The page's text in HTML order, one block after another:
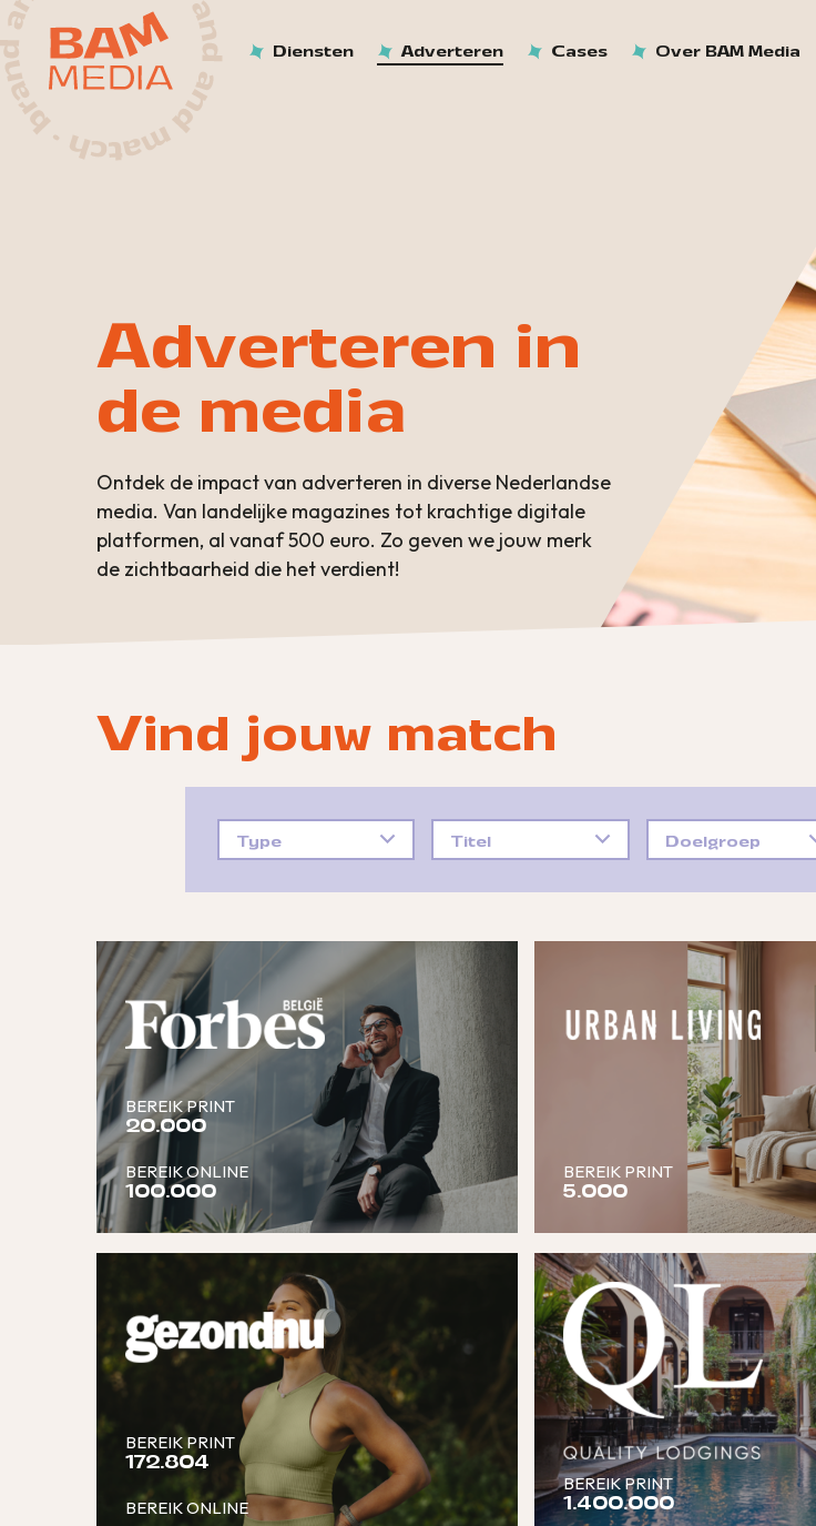
Diensten Adverteren Cases Over BAM Media
Adverteren in
de media
Ontdek de impact van adverteren in diverse Nederlandse
media. Van landelijke magazines tot krachtige digitale
platformen, al vanaf 500 euro. Zo geven we jouw merk
de zichtbaarheid die het verdient!
Vind jouw match
Type Titel Doelgroep
BEREIK PRINT
20.000
BEREIK ONLINE
100.000
BEREIK PRINT
5.000
BEREIK PRINT
172.804
BEREIK ONLINE
BEREIK PRINT
1.400.000